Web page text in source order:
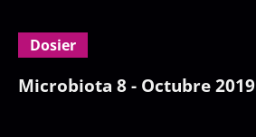
Dosier
Microbiota 8 - Octubre 2019